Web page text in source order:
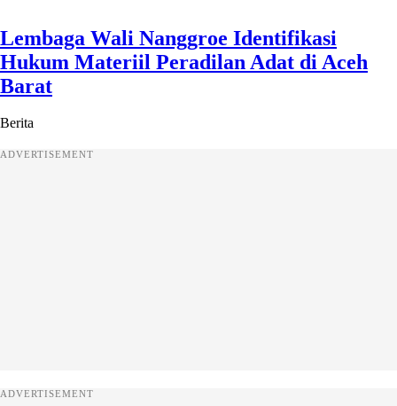
Lembaga Wali Nanggroe Identifikasi
Hukum Materiil Peradilan Adat di Aceh
Barat
Berita
ADVERTISEMENT
ADVERTISEMENT